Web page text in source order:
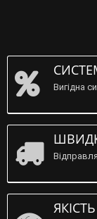
Вигідна